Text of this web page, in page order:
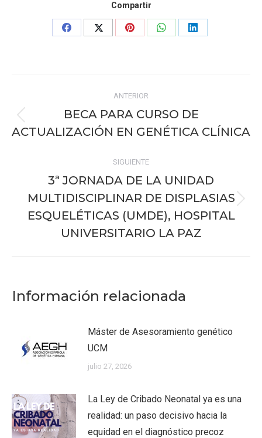
Compartir
Share
Share
Share
Share
Share
entre
publicaciones
ANTERIOR
Publicación
anterior:
BECA PARA CURSO DE
ACTUALIZACIÓN EN GENÉTICA CLÍNICA
SIGUIENTE
Publicación
siguiente:
3ª JORNADA DE LA UNIDAD
MULTIDISCIPLINAR DE DISPLASIAS
ESQUELÉTICAS (UMDE), HOSPITAL
UNIVERSITARIO LA PAZ
Información relacionada
Máster de Asesoramiento genético
UCM
julio 27, 2026
La Ley de Cribado Neonatal ya es una
realidad: un paso decisivo hacia la
equidad en el diagnóstico precoz